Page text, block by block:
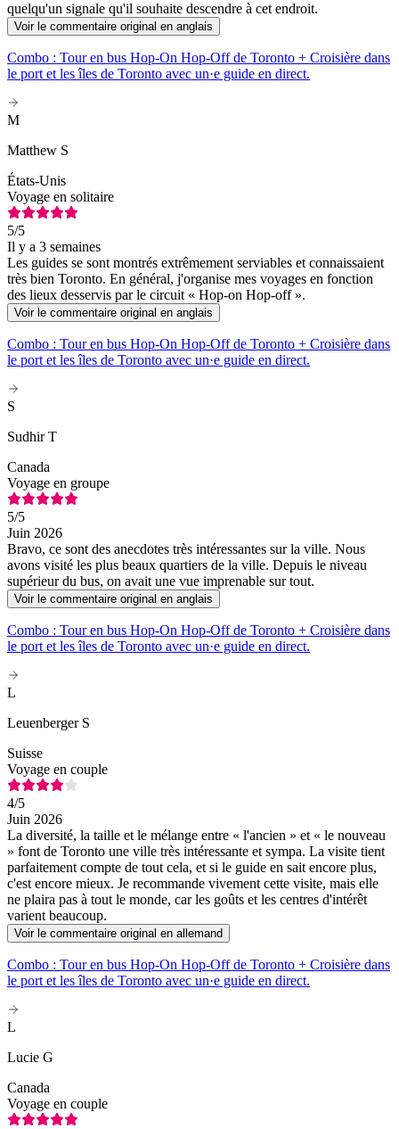
quelqu'un signale qu'il souhaite descendre à cet endroit.
Voir le commentaire original en anglais
Combo : Tour en bus Hop-On Hop-Off de Toronto + Croisière dans
le port et les îles de Toronto avec un·e guide en direct.
M
Matthew S
États-Unis
Voyage en solitaire
5/5
Il y a 3 semaines
Les guides se sont montrés extrêmement serviables et connaissaient
très bien Toronto. En général, j'organise mes voyages en fonction
des lieux desservis par le circuit « Hop-on Hop-off ».
Voir le commentaire original en anglais
Combo : Tour en bus Hop-On Hop-Off de Toronto + Croisière dans
le port et les îles de Toronto avec un·e guide en direct.
S
Sudhir T
Canada
Voyage en groupe
5/5
Juin 2026
Bravo, ce sont des anecdotes très intéressantes sur la ville. Nous
avons visité les plus beaux quartiers de la ville. Depuis le niveau
supérieur du bus, on avait une vue imprenable sur tout.
Voir le commentaire original en anglais
Combo : Tour en bus Hop-On Hop-Off de Toronto + Croisière dans
le port et les îles de Toronto avec un·e guide en direct.
L
Leuenberger S
Suisse
Voyage en couple
4/5
Juin 2026
La diversité, la taille et le mélange entre « l'ancien » et « le nouveau
» font de Toronto une ville très intéressante et sympa. La visite tient
parfaitement compte de tout cela, et si le guide en sait encore plus,
c'est encore mieux. Je recommande vivement cette visite, mais elle
ne plaira pas à tout le monde, car les goûts et les centres d'intérêt
varient beaucoup.
Voir le commentaire original en allemand
Combo : Tour en bus Hop-On Hop-Off de Toronto + Croisière dans
le port et les îles de Toronto avec un·e guide en direct.
L
Lucie G
Canada
Voyage en couple